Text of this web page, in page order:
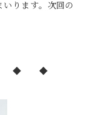
ります。次回の
◆ ◆